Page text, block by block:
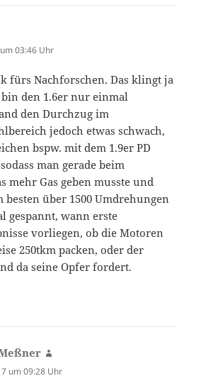
03:46 Uhr
fürs Nachforschen. Das klingt ja
den 1.6er nur einmal
den Durchzug im
jedoch etwas schwach,
bspw. mit dem 1.9er PD
man gerade beim
mehr Gas geben musste und
besten über 1500 Umdrehungen
gespannt, wann erste
vorliegen, ob die Motoren
250tkm packen, oder der
da seine Opfer fordert.
um 09:28 Uhr